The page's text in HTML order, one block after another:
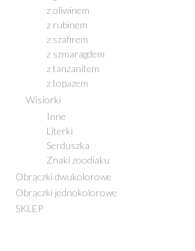
z oliwinem
z rubinem
z szafirem
z szmaragdem
z tanzanitem
z topazem
Wisiorki
Inne
Literki
Serduszka
Znaki zoodiaku
Obrączki dwukolorowe
Obrączki jednokolorowe
SKLEP